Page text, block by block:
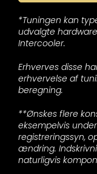
*Tuningen kan
udvalgte
Intercooler.
Erhverves disse
erhvervelse af
beregning.
**Ønskes flere
eksempelvis
registreringssyn,
ændring.
naturligvis